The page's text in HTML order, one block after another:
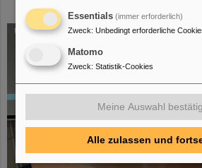
Construction Memorandum of
Essentials (immer erforderlich)
Zweck: Unbedingt erforderliche
Matomo
Zweck: Statistik-Cookies
Meine Auswahl
Alle zulassen und